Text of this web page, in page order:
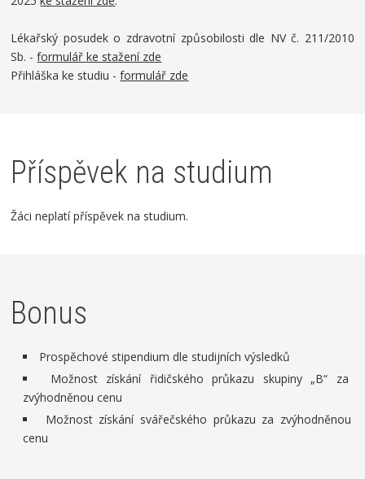
Lékařský posudek o zdravotní způsobilosti dle NV č. 211/2010
Sb. -formulář ke stažení zde
Přihláška ke studiu -formulář zde
Příspěvek na studium
Žáci neplatí příspěvek na studium.
Bonus
Prospěchové stipendium dle studijních výsledků
Možnost získání řidičského průkazu skupiny „B“ za
zvýhodněnou cenu
Možnost získání svářečského průkazu za zvýhodněnou
cenu